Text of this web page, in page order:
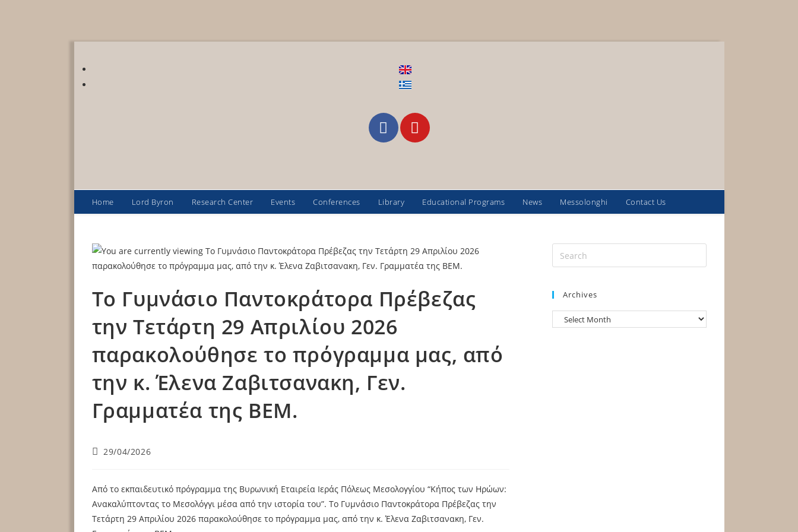
Home Lord Byron Research Center Events Conferences Library Educational Programs News Messolonghi Contact Us
Το Γυμνάσιο Παντοκράτορα Πρέβεζας
την Τετάρτη 29 Απριλίου 2026
παρακολούθησε το πρόγραμμα μας, από
την κ. Έλενα Ζαβιτσανακη, Γεν.
Γραμματέα της ΒΕΜ.
29/04/2026
Από το εκπαιδευτικό πρόγραμμα της Βυρωνική Εταιρεία Ιεράς Πόλεως Μεσολογγίου “Κήπος των Ηρώων:
Ανακαλύπτοντας το Μεσολόγγι μέσα από την ιστορία του”. Το Γυμνάσιο Παντοκράτορα Πρέβεζας την
Τετάρτη 29 Απριλίου 2026 παρακολούθησε το πρόγραμμα μας, από την κ. Έλενα Ζαβιτσανακη, Γεν.
Archives